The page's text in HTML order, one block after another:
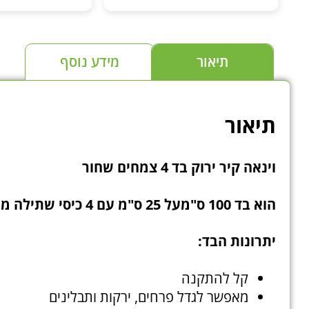
ולא אצל צד שלישי. ממליץ לעקוב
ולראות למי שמתעניין בצמחים
ובטכנולוגיה לגידול צמחים
תיאור מידע נוסף
תיאור
וינאה קיר ירוק בד 4 צמחים שחור
הוא בד 100 ס"מעל 25 ס"מ עם 4 כיסי שתילה מבד נושם מיוחד לגידול צמחים.
יתרונות הבד:
קל להתקנה
מאפשר לגדל פרחים, ירקות ותבלינים